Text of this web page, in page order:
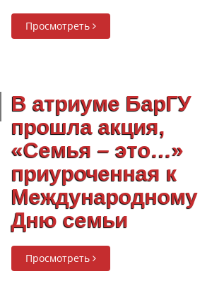
Просмотреть
В атриуме БарГУ
прошла акция,
«Семья – это…»
приуроченная к
Международному
Дню семьи
Просмотреть